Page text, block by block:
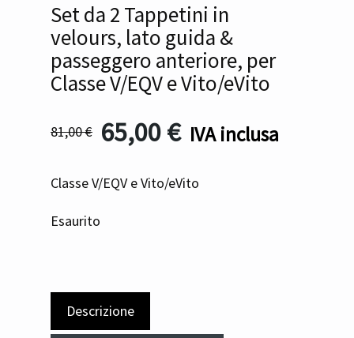
Set da 2 Tappetini in
velours, lato guida &
passeggero anteriore, per
Classe V/EQV e Vito/eVito
81,00€ 65,00€ IVA inclusa
Classe V/EQV e Vito/eVito
Esaurito
Descrizione